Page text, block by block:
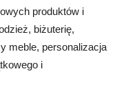
produktów i
biżuterię,
meble, personalizacja
i